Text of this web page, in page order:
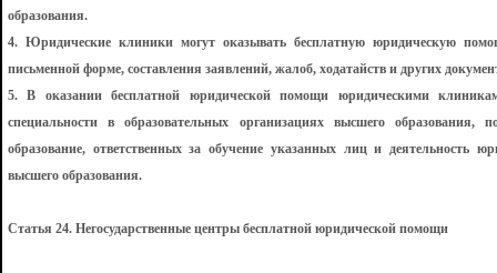
образования.
4. Юридические клиники могут оказывать бесплатную юридическую
письменной форме, составления заявлений, жалоб, ходатайств и других
5. В оказании бесплатной юридической помощи юридическими
специальности в образовательных организациях высшего
образование, ответственных за обучение указанных лиц и деятельность
высшего образования.
Статья 24. Негосударственные центры бесплатной юридической помощи